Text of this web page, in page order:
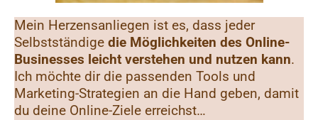
Mein Herzensanliegen ist es, dass jeder
Selbstständige die Möglichkeiten des Online-
Businesses leicht verstehen und nutzen kann.
Ich möchte dir die passenden Tools und
Marketing-Strategien an die Hand geben, damit
du deine Online-Ziele erreichst…